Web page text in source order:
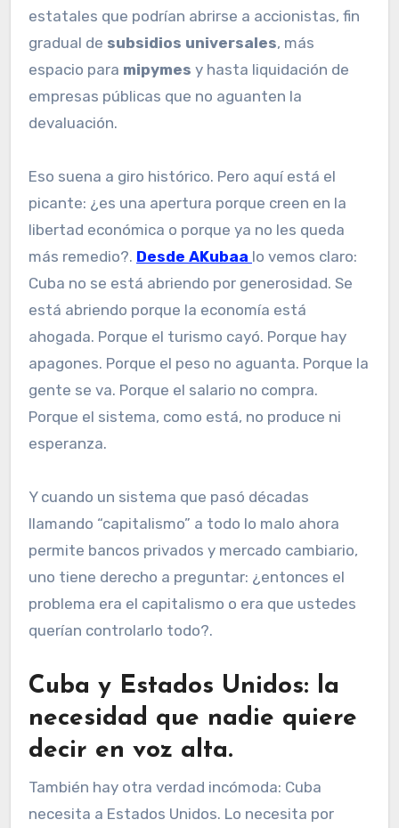
estatales que podrían abrirse a accionistas, fin
gradual de subsidios universales, más
espacio para mipymes y hasta liquidación de
empresas públicas que no aguanten la
devaluación.
Eso suena a giro histórico. Pero aquí está el
picante: ¿es una apertura porque creen en la
libertad económica o porque ya no les queda
más remedio?. Desde AKubaa lo vemos claro:
Cuba no se está abriendo por generosidad. Se
está abriendo porque la economía está
ahogada. Porque el turismo cayó. Porque hay
apagones. Porque el peso no aguanta. Porque la
gente se va. Porque el salario no compra.
Porque el sistema, como está, no produce ni
esperanza.
Y cuando un sistema que pasó décadas
llamando “capitalismo” a todo lo malo ahora
permite bancos privados y mercado cambiario,
uno tiene derecho a preguntar: ¿entonces el
problema era el capitalismo o era que ustedes
querían controlarlo todo?.
Cuba y Estados Unidos: la
necesidad que nadie quiere
decir en voz alta.
También hay otra verdad incómoda: Cuba
necesita a Estados Unidos. Lo necesita por